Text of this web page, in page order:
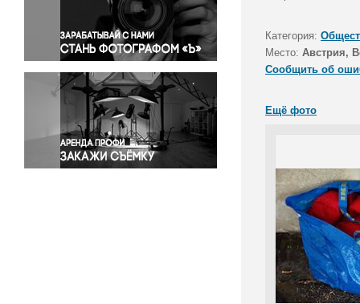
Правосудие
Происшествия и конфликты
Религия
Светская жизнь
Спорт
Экология
Экономика и бизнес
Категория:
Место: Австрия,
Сообщить об
Ещё фото